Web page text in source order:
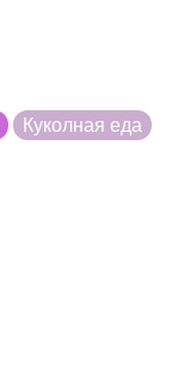
Куколная еда